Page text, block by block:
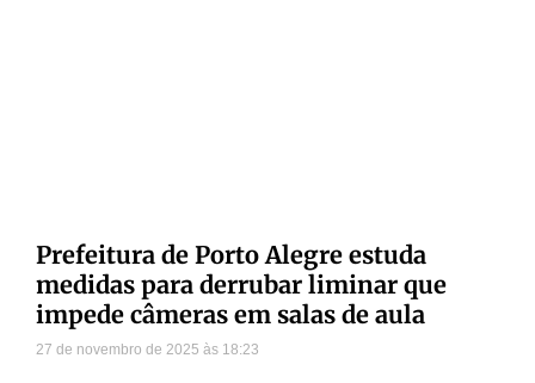
Prefeitura de Porto Alegre estuda
medidas para derrubar liminar que
impede câmeras em salas de aula
27 de novembro de 2025 18:23